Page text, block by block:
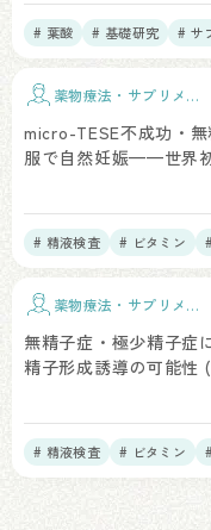
# 葉酸 # 基礎研究 # サ
薬物療法・サプリメン
micro-TESE不成功・
服で自然妊娠——世界
# 精液検査 # ビタミン
薬物療法・サプリメン
無精子症・極少精子症
精子形成誘導の可能
# 精液検査 # ビタミン